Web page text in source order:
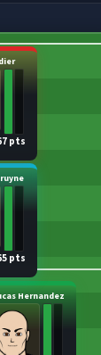
Hernandez
pts
pts